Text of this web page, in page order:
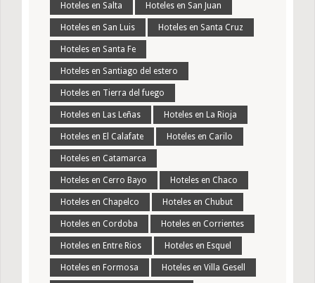
Hoteles en Salta Hoteles en San Juan
Hoteles en San Luis Hoteles en Santa Cruz
Hoteles en Santa Fe
Hoteles en Santiago del estero
Hoteles en Tierra del fuego
Hoteles en Las Leñas Hoteles en La Rioja
Hoteles en El Calafate Hoteles en Carilo
Hoteles en Catamarca
Hoteles en Cerro Bayo Hoteles en Chaco
Hoteles en Chapelco Hoteles en Chubut
Hoteles en Cordoba Hoteles en Corrientes
Hoteles en Entre Rios Hoteles en Esquel
Hoteles en Formosa Hoteles en Villa Gesell